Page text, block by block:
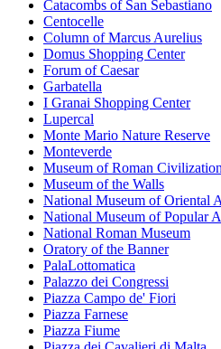
Catacombs of San Sebastiano
Centocelle
Column of Marcus Aurelius
Domus Shopping Center
Forum of Caesar
Garbatella
I Granai Shopping Center
Lupercal
Monte Mario Nature Reserve
Monteverde
Museum of Roman Civilization
Museum of the Walls
National Museum of Oriental
National Museum of Popular
National Roman Museum
Oratory of the Banner
PalaLottomatica
Palazzo dei Congressi
Piazza Campo de' Fiori
Piazza Farnese
Piazza Fiume